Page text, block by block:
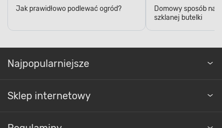
Jak prawidłowo podlewać ogród?
Domowy sposób na
szklanej butelki
Najpopularniejsze
Sklep internetowy